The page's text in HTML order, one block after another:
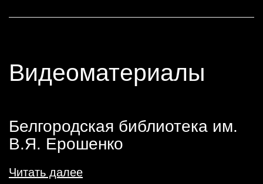
Видеоматериалы
Белгородская библиотека им.
В.Я. Ерошенко
Читать далее